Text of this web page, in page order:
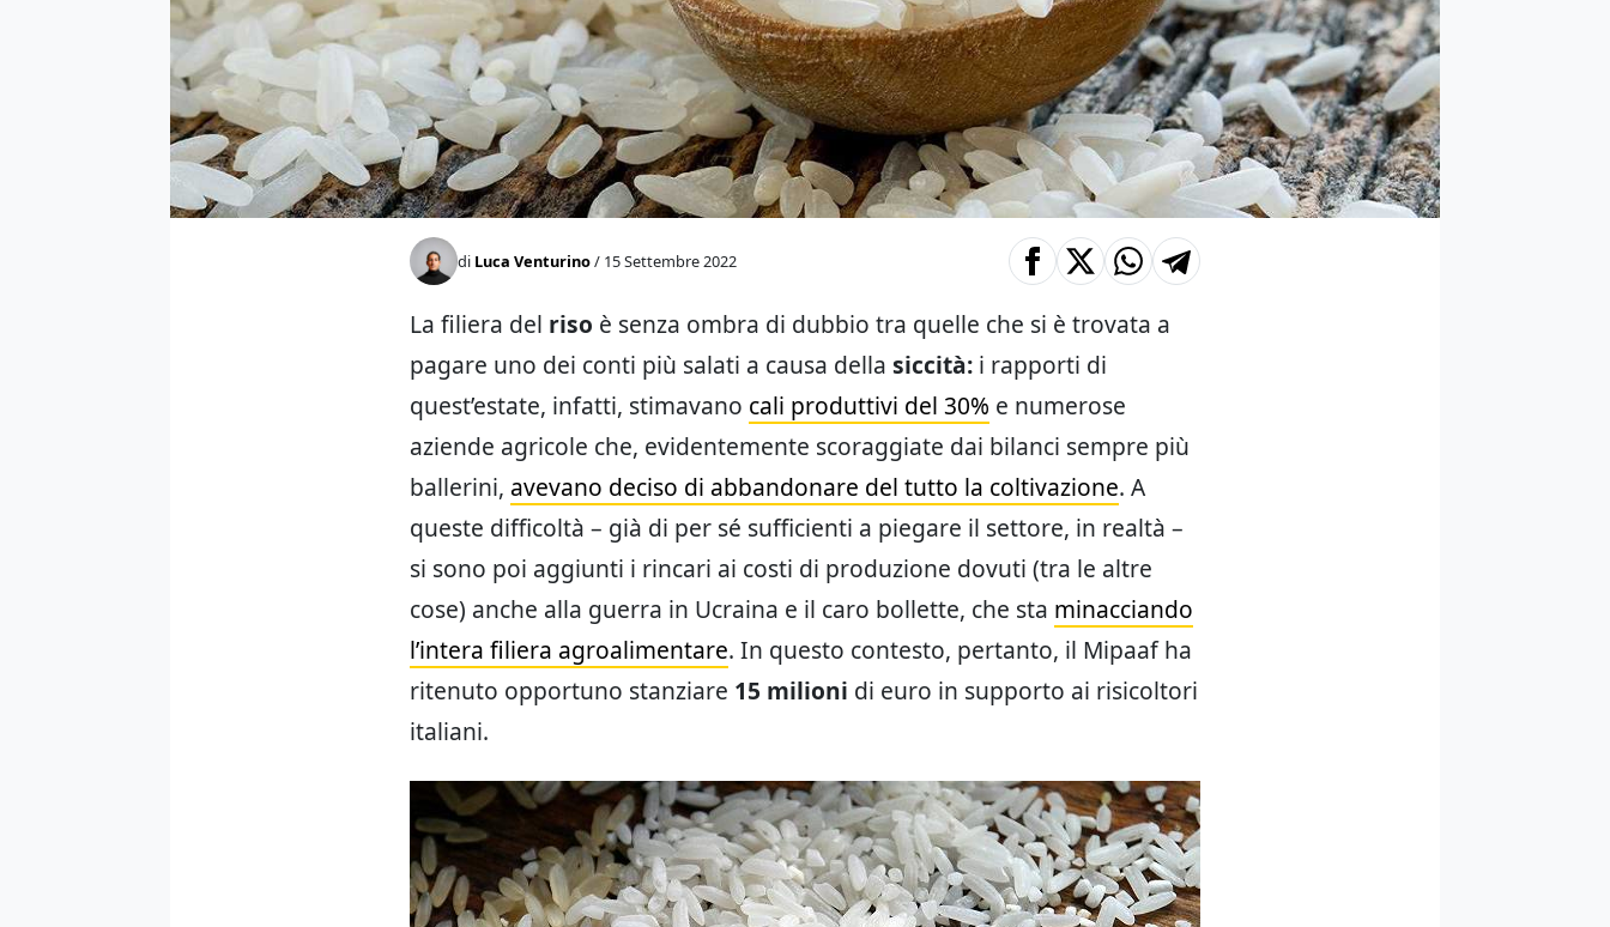
di Luca Venturino/ 15 Settembre 2022
La filiera del riso è senza ombra di dubbio tra quelle che si è trovata a
pagare uno dei conti più salati a causa della siccità: i rapporti di
quest’estate, infatti, stimavano cali produttivi del 30% e numerose
aziende agricole che, evidentemente scoraggiate dai bilanci sempre più
ballerini, avevano deciso di abbandonare del tutto la coltivazione. A
queste difficoltà – già di per sé sufficienti a piegare il settore, in realtà –
si sono poi aggiunti i rincari ai costi di produzione dovuti (tra le altre
cose) anche alla guerra in Ucraina e il caro bollette, che sta minacciando
l’intera filiera agroalimentare. In questo contesto, pertanto, il Mipaaf ha
ritenuto opportuno stanziare 15 milioni di euro in supporto ai risicoltori
italiani.